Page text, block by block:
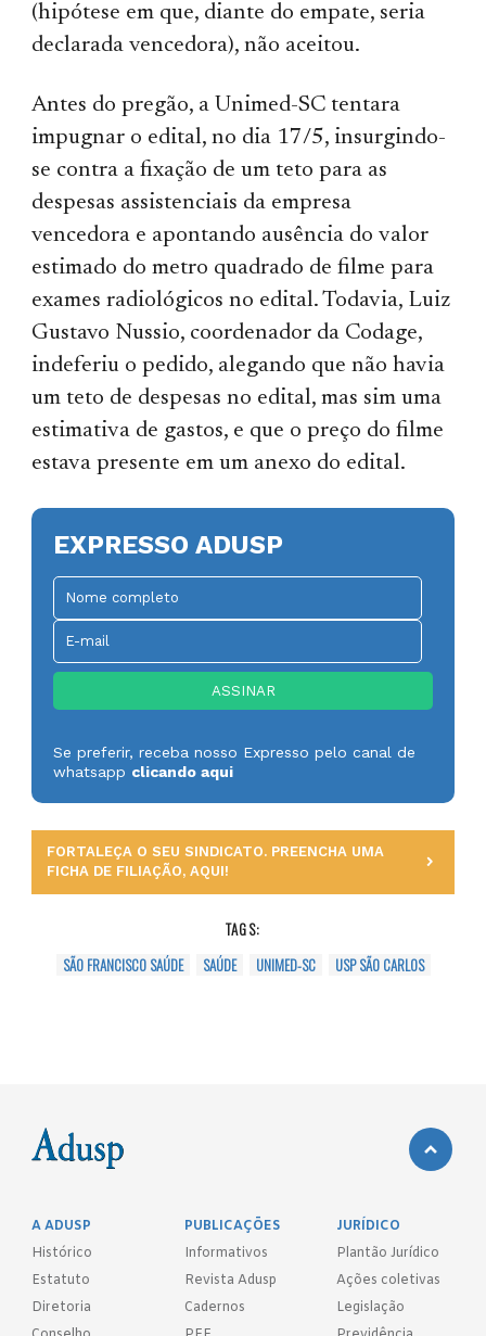
(hipótese em que, diante do empate, seria
declarada vencedora), não aceitou.
Antes do pregão, a Unimed-SC tentara
impugnar o edital, no dia 17/5, insurgindo-
se contra a fixação de um teto para as
despesas assistenciais da empresa
vencedora e apontando ausência do valor
estimado do metro quadrado de filme para
exames radiológicos no edital. Todavia, Luiz
Gustavo Nussio, coordenador da Codage,
indeferiu o pedido, alegando que não havia
um teto de despesas no edital, mas sim uma
estimativa de gastos, e que o preço do filme
estava presente em um anexo do edital.
EXPRESSO ADUSP
Se preferir, receba nosso Expresso pelo canal de
whatsapp clicando aqui
FORTALEÇA O SEU SINDICATO. PREENCHA UMA
FICHA DE FILIAÇÃO, AQUI!
TAGS:
SÃO FRANCISCO SAÚDE
SAÚDE UNIMED-SC USP SÃO CARLOS
A ADUSP
Histórico
Estatuto
Diretoria
PUBLICAÇÕES
Informativos
Revista Adusp
Cadernos
JURÍDICO
Plantão Jurídico
Ações coletivas
Legislação